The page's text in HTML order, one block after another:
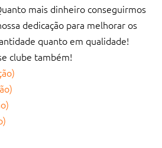
mais dinheiro conseguirmos
dedicação para melhorar os
quanto em qualidade!
clube também!